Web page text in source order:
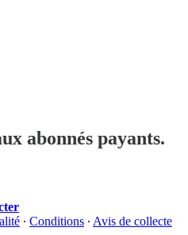
abonnés payants.
∙ Conditions ∙ Avis de collecte